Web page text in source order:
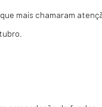
mais chamaram